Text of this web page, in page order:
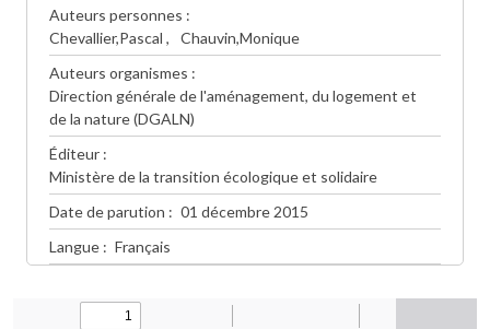
Auteurs personnes
Chevallier,Pascal
Chauvin,Monique
Auteurs organismes
Direction générale de l'aménagement, du logement et
de la nature (DGALN)
Éditeur
Ministère de la transition écologique et solidaire
Date de parution
01 décembre 2015
Langue
Français